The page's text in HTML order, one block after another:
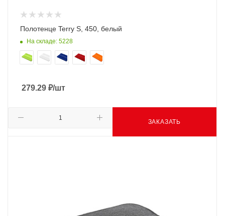
Полотенце Terry S, 450, белый
На складе: 5228
279.29 ₽/шт
ЗАКАЗАТЬ